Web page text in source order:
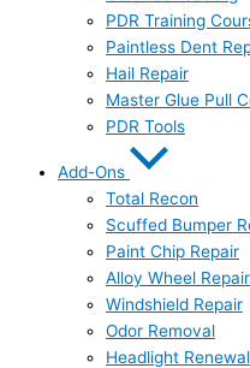
PDR Training
Paintless Dent
Hail Repair
Master Glue Pull
PDR Tools
Add-Ons
Total Recon
Scuffed Bumper
Paint Chip Repair
Alloy Wheel Repair
Windshield Repair
Odor Removal
Headlight Renewal